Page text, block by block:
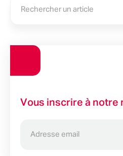
Vous inscrire à notre